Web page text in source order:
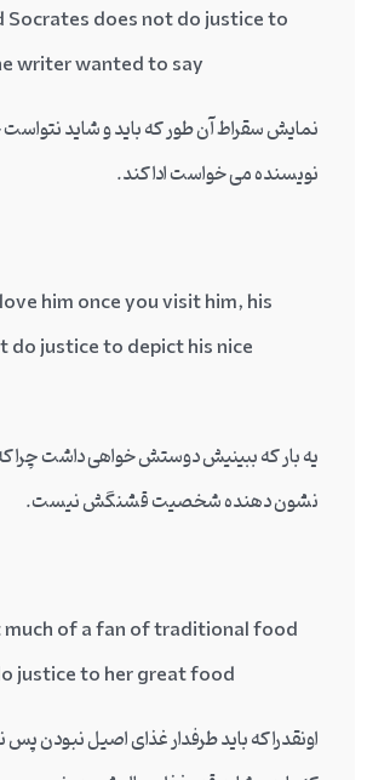
Socrates does not do justice to
writer wanted to say
نمایش سقراط آن طور که باید و شاید
نویسنده می خواست ادا کند.
him once you visit him, his
do justice to depict his nice
یه بار که ببینیش دوستش خواهی داشت
نشون دهنده شخصیت قشنگش نیست.
of a fan of traditional food
justice to her great food
اونقدرا که باید طرفدار غذای اصیل نبودن